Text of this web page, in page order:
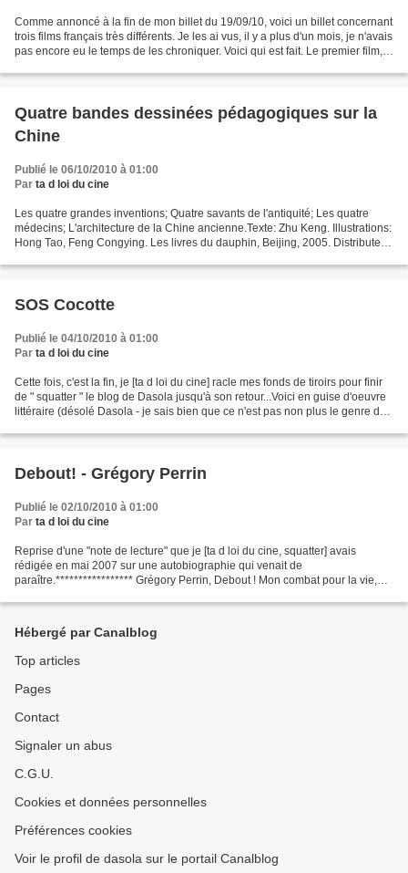
Comme annoncé à la fin de mon billet du 19/09/10, voici un billet concernant
trois films français très différents. Je les ai vus, il y a plus d'un mois, je n'avais
pas encore eu le temps de les chroniquer. Voici qui est fait. Le premier film,
Quatre bandes dessinées pédagogiques sur la
Chine
Publié le 06/10/2010 à 01:00
Par ta d loi du cine
Les quatre grandes inventions; Quatre savants de l'antiquité; Les quatre
médecins; L'architecture de la Chine ancienne.Texte: Zhu Keng. Illustrations:
Hong Tao, Feng Congying. Les livres du dauphin, Beijing, 2005. Distributeur:
SOS Cocotte
Publié le 04/10/2010 à 01:00
Par ta d loi du cine
Cette fois, c'est la fin, je [ta d loi du cine] racle mes fonds de tiroirs pour finir
de " squatter " le blog de Dasola jusqu'à son retour...Voici en guise d'oeuvre
littéraire (désolé Dasola - je sais bien que ce n'est pas non plus le genre de
Debout! - Grégory Perrin
Publié le 02/10/2010 à 01:00
Par ta d loi du cine
Reprise d'une "note de lecture" que je [ta d loi du cine, squatter] avais
rédigée en mai 2007 sur une autobiographie qui venait de
paraître.***************** Grégory Perrin, Debout ! Mon combat pour la vie,
Hébergé par Canalblog
Top articles
Pages
Contact
Signaler un abus
C.G.U.
Cookies et données personnelles
Préférences cookies
Voir le profil de dasola sur le portail Canalblog